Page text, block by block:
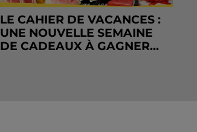
LE CAHIER DE VACANCES :
UNE NOUVELLE SEMAINE
DE CADEAUX À GAGNER...